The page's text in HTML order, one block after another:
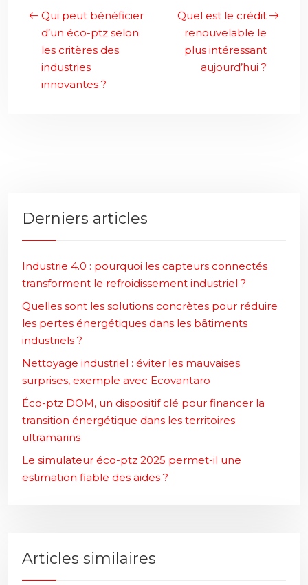
Qui peut bénéficier
d’un éco-ptz selon
les critères des
industries
innovantes ?
Quel est le crédit
renouvelable le
plus intéressant
aujourd’hui ?
Derniers articles
Industrie 4.0 : pourquoi les capteurs connectés
transforment le refroidissement industriel ?
Quelles sont les solutions concrètes pour réduire
les pertes énergétiques dans les bâtiments
industriels ?
Nettoyage industriel : éviter les mauvaises
surprises, exemple avec Ecovantaro
Éco-ptz DOM, un dispositif clé pour financer la
transition énergétique dans les territoires
ultramarins
Le simulateur éco-ptz 2025 permet-il une
estimation fiable des aides ?
Articles similaires